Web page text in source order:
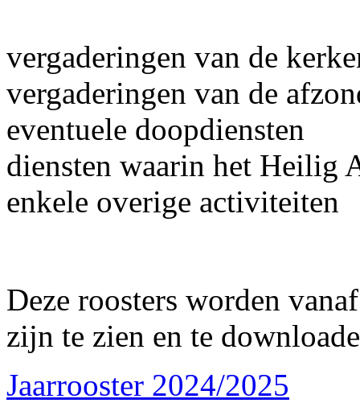
vergaderingen van de
vergaderingen van de
eventuele doopdiensten
diensten waarin het Heilig
enkele overige activiteiten
Deze roosters worden
zijn te zien en te
Jaarrooster 2024/2025